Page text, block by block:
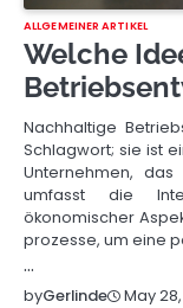
ALLGEMEINER ARTIKEL
Welche
Nachhaltige
Schlagwort; sie ist
Unternehmen,
umfasst die
ökonomischer
prozesse, um eine
…
byGerlinde May